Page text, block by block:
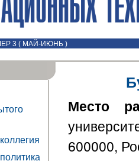
3 ( МАЙ-ИЮНЬ )
Место
600000,